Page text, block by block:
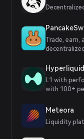
Trade, earn,
Hyperliquid
L1 with
with 100+
Meteora
Liquidity